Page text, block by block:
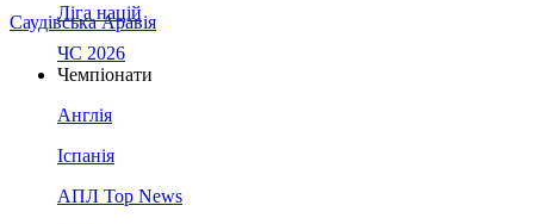
Саудівська Аравія
Ліга націй
ЧС 2026
Чемпіонати
Англія
Іспанія
АПЛ Top News